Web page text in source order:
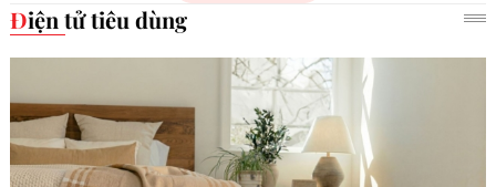
Điện tử tiêu dùng